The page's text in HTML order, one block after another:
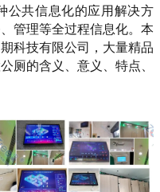
公共信息化的应用解决方
管理等全过程信息化。本
科技有限公司，大量精品
厕的含义、意义、特点、